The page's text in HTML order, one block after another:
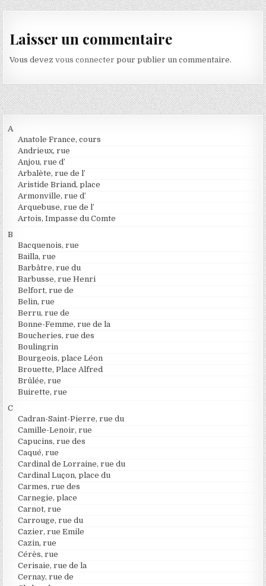
Laisser un commentaire
Vous devezvous connecter pour publier un commentaire.
A
Anatole France, cours
Andrieux, rue
Anjou, rue d’
Arbalète, rue de l’
Aristide Briand, place
Armonville, rue d’
Arquebuse, rue de l’
Artois, Impasse du Comte
B
Bacquenois, rue
Bailla, rue
Barbâtre, rue du
Barbusse, rue Henri
Belfort, rue de
Belin, rue
Berru, rue de
Bonne-Femme, rue de la
Boucheries, rue des
Boulingrin
Bourgeois, place Léon
Brouette, Place Alfred
Brûlée, rue
Buirette, rue
C
Cadran-Saint-Pierre, rue du
Camille-Lenoir, rue
Capucins, rue des
Caqué, rue
Cardinal de Lorraine, rue du
Cardinal Luçon, place du
Carmes, rue des
Carnegie, place
Carnot, rue
Carrouge, rue du
Cazier, rue Emile
Cazin, rue
Cérès, rue
Cerisaie, rue de la
Cernay, rue de